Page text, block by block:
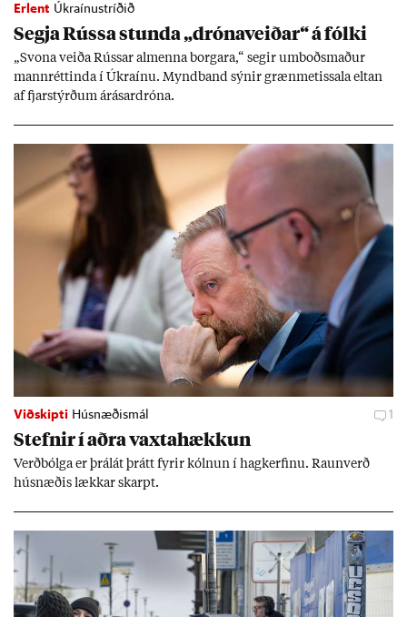
Erlent Úkraínustríðið
Segja Rússa stunda „dróna­veið­ar“ á fólki
„Svona veiða Rúss­ar al­menna borg­ara,“ seg­ir um­boðs­mað­ur
mann­rétt­inda í Úkraínu. Mynd­band sýn­ir græn­met­issala elt­an
af fjar­stýrð­um árás­ar­dróna.
Viðskipti Húsnæðismál 1
Stefn­ir í aðra vaxta­hækk­un
Verð­bólga er þrálát þrátt fyr­ir kóln­un í hag­kerf­inu. Raun­verð
hús­næð­is lækk­ar skarpt.